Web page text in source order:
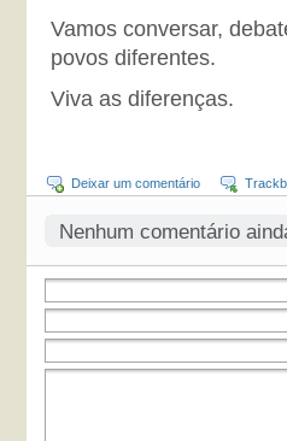
Vamos conversar,
povos diferentes.
Viva as diferenças.
Deixar um comentário
Nenhum comentário